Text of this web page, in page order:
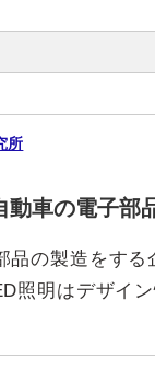
所
車の電子部
品の製造をする
照明はデザイ